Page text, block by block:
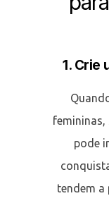
1. Crie
femininas,
pode
tendem a